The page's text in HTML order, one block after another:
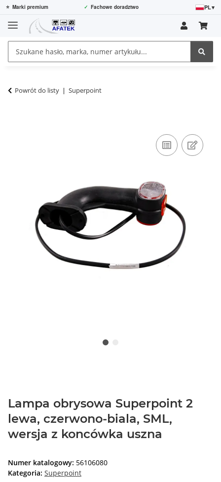
⭐ Marki premium ✓ Fachowe doradztwo PL▾
Powrót do listy Superpoint
Lampa obrysowa Superpoint 2
lewa, czerwono-biala, SML,
wersja z koncówka uszna
Numer katalogowy: 56106080
Kategoria: Superpoint